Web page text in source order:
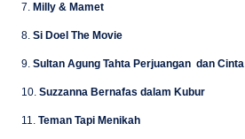
7. Milly & Mamet
8. Si Doel The Movie
9. Sultan Agung Tahta Perjuangan dan Cinta
10. Suzzanna Bernafas dalam Kubur
11. Teman Tapi Menikah